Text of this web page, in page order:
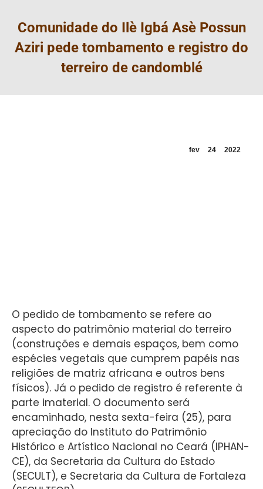
Comunidade do Ilè Igbá Asè Possun
Aziri pede tombamento e registro do
terreiro de candomblé
fev 24 2022
O pedido de tombamento se refere ao
aspecto do patrimônio material do terreiro
(construções e demais espaços, bem como
espécies vegetais que cumprem papéis nas
religiões de matriz africana e outros bens
físicos). Já o pedido de registro é referente à
parte imaterial. O documento será
encaminhado, nesta sexta-feira (25), para
apreciação do Instituto do Patrimônio
Histórico e Artístico Nacional no Ceará (IPHAN-
CE), da Secretaria da Cultura do Estado
(SECULT), e Secretaria da Cultura de Fortaleza